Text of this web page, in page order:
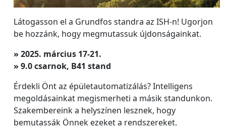
Látogasson el a Grundfos standra az ISH-n! Ugorjon
be hozzánk, hogy megmutassuk újdonságainkat.
» 2025. március 17-21.
» 9.0 csarnok, B41 stand
Érdekli Önt az épületautomatizálás? Intelligens
megoldásainkat megismerheti a másik standunkon.
Szakembereink a helyszínen lesznek, hogy
bemutassák Önnek ezeket a rendszereket.